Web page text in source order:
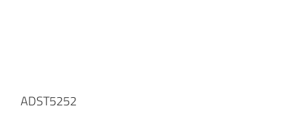
ADST5252